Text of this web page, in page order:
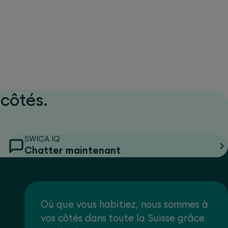
SWICA IQ
Chatter maintenant
Où que vous habitiez, nous sommes à
vos côtés dans toute la Suisse grâce